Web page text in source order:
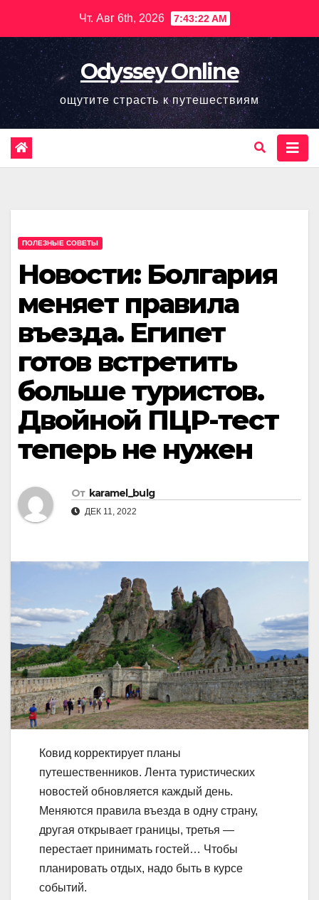
содержимому
Чт. Авг 6th, 2026 7:43:23 AM
Odyssey Online
ощутите страсть к путешествиям
ПОЛЕЗНЫЕ СОВЕТЫ
Новости: Болгария
меняет правила
въезда. Египет
готов встретить
больше туристов.
Двойной ПЦР-тест
теперь не нужен
От karamel_bulg
ДЕК 11, 2022
Ковид корректирует планы
путешественников. Лента туристических
новостей обновляется каждый день.
Меняются правила въезда в одну страну,
другая открывает границы, третья —
перестает принимать гостей… Чтобы
планировать отдых, надо быть в курсе
событий.